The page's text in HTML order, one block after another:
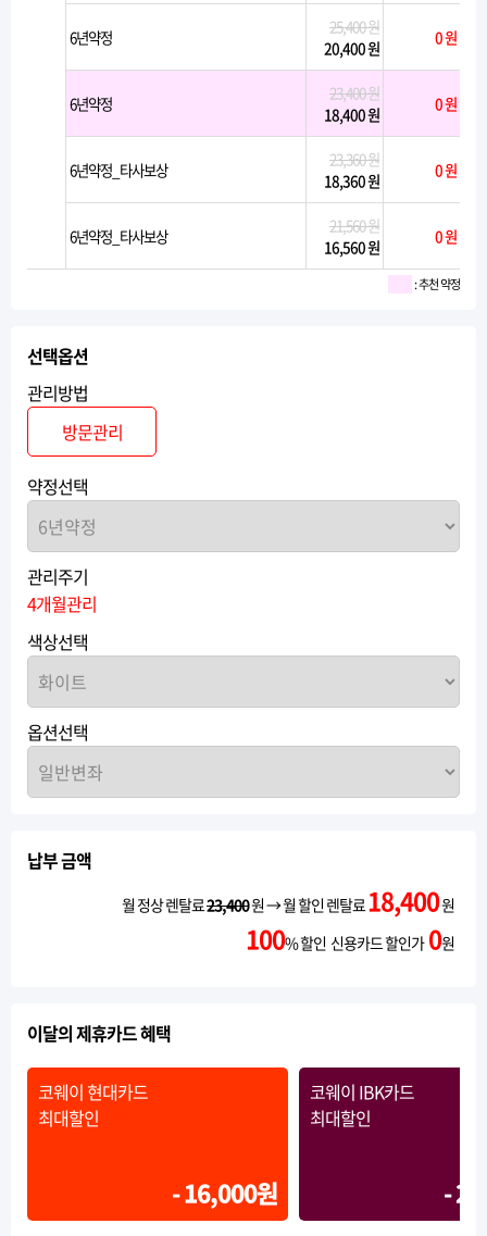
6년약정
25,400 원
20,400 원
0 원
6년약정
23,400 원
18,400 원
0 원
6년약정_타사보상
23,360 원
18,360 원
0 원
6년약정_타사보상
21,560 원
16,560 원
0 원
: 추천 약정
선택옵션
관리방법
방문관리
약정선택
관리주기
4개월관리
색상선택
옵션선택
납부 금액
월 정상 렌탈료23,400원 → 월 할인 렌탈료18,400원
100% 할인 신용카드 할인가 0원
이달의 제휴카드 혜택
코웨이 현대카드
최대할인
- 16,000원
코웨이 IBK카드
최대할인
-